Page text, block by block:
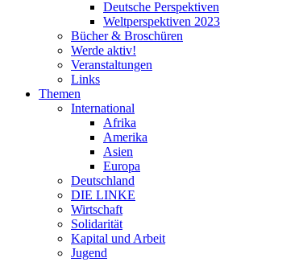
Deutsche Perspektiven
Weltperspektiven 2023
Bücher & Broschüren
Werde aktiv!
Veranstaltungen
Links
Themen
International
Afrika
Amerika
Asien
Europa
Deutschland
DIE LINKE
Wirtschaft
Solidarität
Kapital und Arbeit
Jugend